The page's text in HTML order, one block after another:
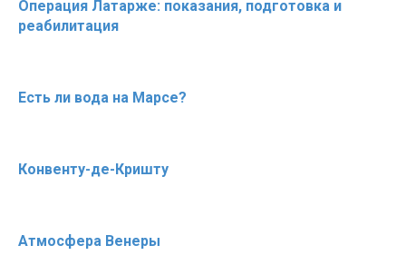
Операция Латарже: показания, подготовка и
реабилитация
Есть ли вода на Марсе?
Конвенту-де-Кришту
Атмосфера Венеры